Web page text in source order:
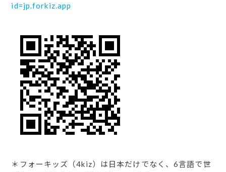
id=jp.forkiz.app
＊フォーキッズ（4kiz）は日本だけでなく、6言語で世